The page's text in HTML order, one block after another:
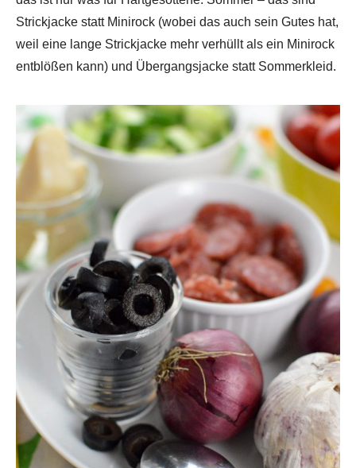
Strickjacke statt Minirock (wobei das auch sein Gutes hat,
weil eine lange Strickjacke mehr verhüllt als ein Minirock
entblößen kann) und Übergangsjacke statt Sommerkleid.